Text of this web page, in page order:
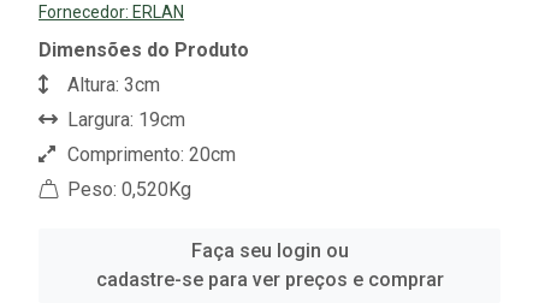
Fornecedor: ERLAN
Dimensões do Produto
Altura: 3cm
Largura: 19cm
Comprimento: 20cm
Peso: 0,520Kg
Faça seu login ou
cadastre-se para ver preços e comprar